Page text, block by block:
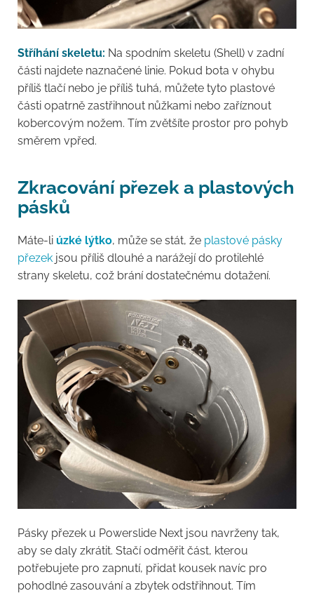
Stříhání skeletu: Na spodním skeletu (Shell) v zadní
části najdete naznačené linie. Pokud bota v ohybu
příliš tlačí nebo je příliš tuhá, můžete tyto plastové
části opatrně zastřihnout nůžkami nebo zaříznout
kobercovým nožem. Tím zvětšíte prostor pro pohyb
směrem vpřed.
Zkracování přezek a plastových
pásků
Máte-li úzké lýtko, může se stát, že plastové pásky
přezek jsou příliš dlouhé a narážejí do protilehlé
strany skeletu, což brání dostatečnému dotažení.
Pásky přezek u Powerslide Next jsou navrženy tak,
aby se daly zkrátit. Stačí odměřit část, kterou
potřebujete pro zapnutí, přidat kousek navíc pro
pohodlné zasouvání a zbytek odstřihnout. Tím